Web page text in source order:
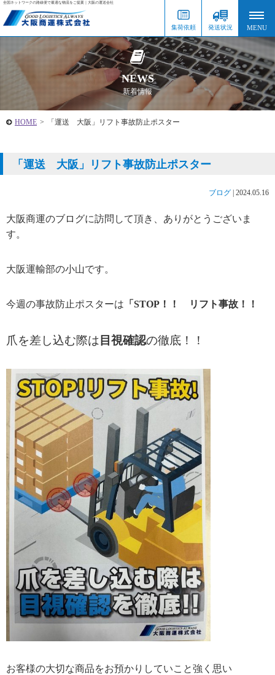
全国ネットワークの路線便で最適な物流をご提案｜大阪の運送会社
集荷依頼 発送状況
NEWS
新着情報
HOME > 「運送 大阪」リフト事故防止ポスター
「運送 大阪」リフト事故防止ポスター
ブログ 2024.05.16
大阪商運のブログに訪問して頂き、ありがとうございま
す。
大阪運輸部の小山です。
今週の事故防止ポスターは 「STOP！！ リフト事故！！
爪を差し込む際は 目視確認の徹底！！
お客様の大切な商品をお預かりしていこと強く思い